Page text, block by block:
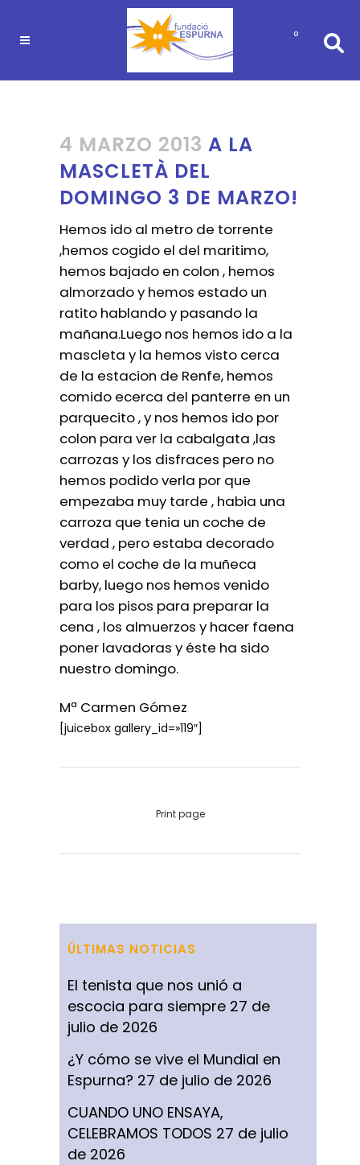
0
4 MARZO 2013 A LA
MASCLETÀ DEL
DOMINGO 3 DE MARZO!
Hemos ido al metro de torrente
,hemos cogido el del maritimo,
hemos bajado en colon , hemos
almorzado y hemos estado un
ratito hablando y pasando la
mañana.Luego nos hemos ido a la
mascleta y la hemos visto cerca
de la estacion de Renfe, hemos
comido ecerca del panterre en un
parquecito , y nos hemos ido por
colon para ver la cabalgata ,las
carrozas y los disfraces pero no
hemos podido verla por que
empezaba muy tarde , habia una
carroza que tenia un coche de
verdad , pero estaba decorado
como el coche de la muñeca
barby, luego nos hemos venido
para los pisos para preparar la
cena , los almuerzos y hacer faena
poner lavadoras y éste ha sido
nuestro domingo.
Mª Carmen Gómez
[juicebox gallery_id=»119″]
Print page
ÚLTIMAS NOTICIAS
El tenista que nos unió a
escocia para siempre 27 de
julio de 2026
¿Y cómo se vive el Mundial en
Espurna? 27 de julio de 2026
CUANDO UNO ENSAYA,
CELEBRAMOS TODOS 27 de julio
de 2026